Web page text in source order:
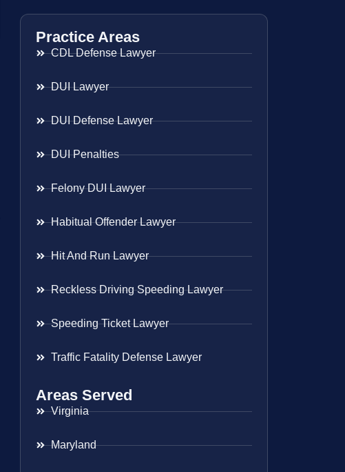
Practice Areas
CDL Defense Lawyer
DUI Lawyer
DUI Defense Lawyer
DUI Penalties
Felony DUI Lawyer
Habitual Offender Lawyer
Hit And Run Lawyer
Reckless Driving Speeding Lawyer
Speeding Ticket Lawyer
Traffic Fatality Defense Lawyer
Areas Served
Virginia
Maryland